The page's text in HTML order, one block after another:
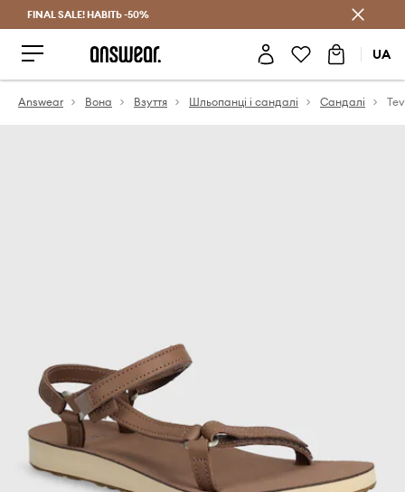
Заощаджуй з Answear Club
FINAL SALE! НАВІТЬ -50%
UA
Answear Вона Взуття Шльопанці і сандалі Сандалі